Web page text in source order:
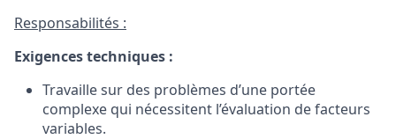
Responsabilités :
Exigencestechniques :
Travaille sur des problèmes d’une portée
complexe qui nécessitent l’évaluation defacteurs
variables.